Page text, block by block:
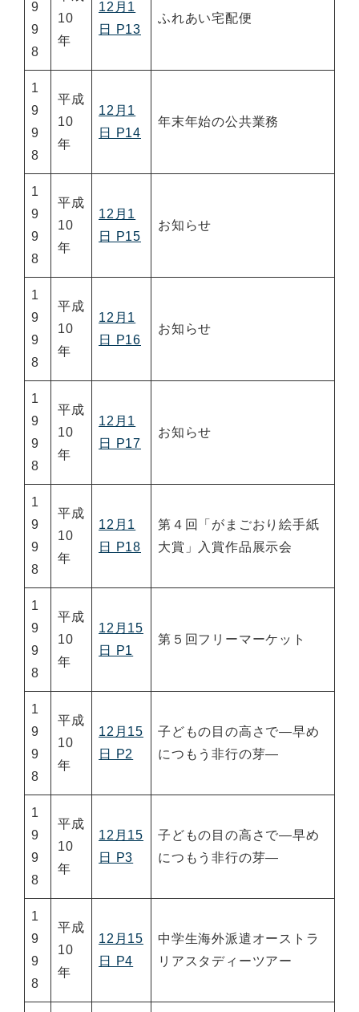
9
9
8
10
年
12月1
日 P13
ふれあい宅配便
1
9
9
8
平成
10
年
12月1
日 P14
年末年始の公共業務
1
9
9
8
平成
10
年
12月1
日 P15
お知らせ
1
9
9
8
平成
10
年
12月1
日 P16
お知らせ
1
9
9
8
平成
10
年
12月1
日 P17
お知らせ
1
9
9
8
平成
10
年
12月1
日 P18
第４回「がまごおり絵手紙
大賞」入賞作品展示会
1
9
9
8
平成
10
年
12月15
日 P1
第５回フリーマーケット
1
9
9
8
平成
10
年
12月15
日 P2
子どもの目の高さで―早め
につもう非行の芽―
1
9
9
8
平成
10
年
12月15
日 P3
子どもの目の高さで―早め
につもう非行の芽―
1
9
9
8
平成
10
年
12月15
日 P4
中学生海外派遣オーストラ
リアスタディーツアー